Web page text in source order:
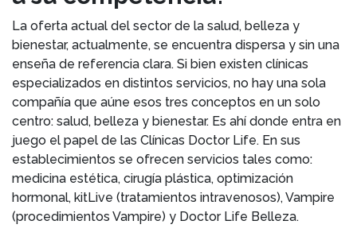
La oferta actual del sector de la salud, belleza y
bienestar, actualmente, se encuentra dispersa y sin una
enseña de referencia clara. Si bien existen clínicas
especializados en distintos servicios, no hay una sola
compañía que aúne esos tres conceptos en un solo
centro: salud, belleza y bienestar. Es ahí donde entra en
juego el papel de las Clínicas Doctor Life. En sus
establecimientos se ofrecen servicios tales como:
medicina estética, cirugía plástica, optimización
hormonal, kitLive (tratamientos intravenosos), Vampire
(procedimientos Vampire) y Doctor Life Belleza.